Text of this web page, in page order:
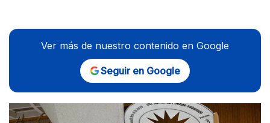
Ver más de nuestro contenido en Google
Seguir en Google